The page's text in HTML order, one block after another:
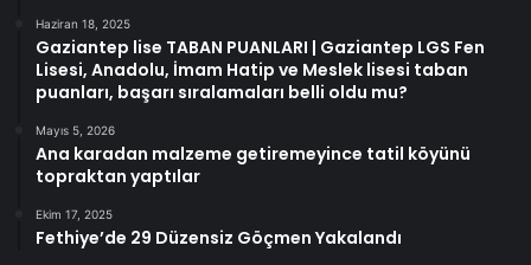
Haziran 18, 2025
Gaziantep lise TABAN PUANLARI | Gaziantep LGS Fen
Lisesi, Anadolu, İmam Hatip ve Meslek lisesi taban
puanları, başarı sıralamaları belli oldu mu?
Mayıs 5, 2026
Ana karadan malzeme getiremeyince tatil köyünü
topraktan yaptılar
Ekim 17, 2025
Fethiye’de 29 Düzensiz Göçmen Yakalandı